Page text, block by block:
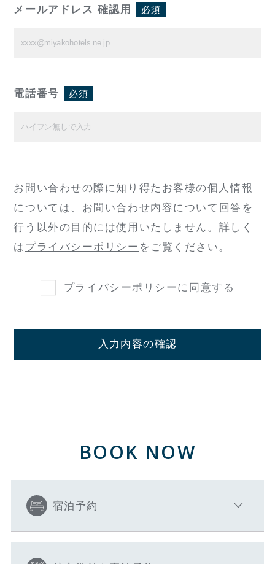
メールアドレス 確認用 必須
電話番号 必須
お問い合わせの際に知り得たお客様の個人情報
については、 お問い合わせ内容について回答を
行う以外の目的には使用いたしません。 詳しく
は プライバシーポリシー をご覧ください。
プライバシーポリシーに同意する
入力内容の確認
BOOK NOW
宿泊予約